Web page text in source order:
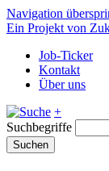
Navigation
Ein Projekt von
Job-Ticker
Kontakt
Über uns
+
Suchbegriffe
Suchen